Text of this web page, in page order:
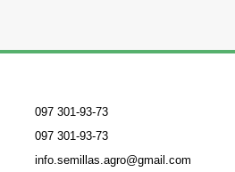
097 301-93-73
097 301-93-73
info.semillas.agro@gmail.com